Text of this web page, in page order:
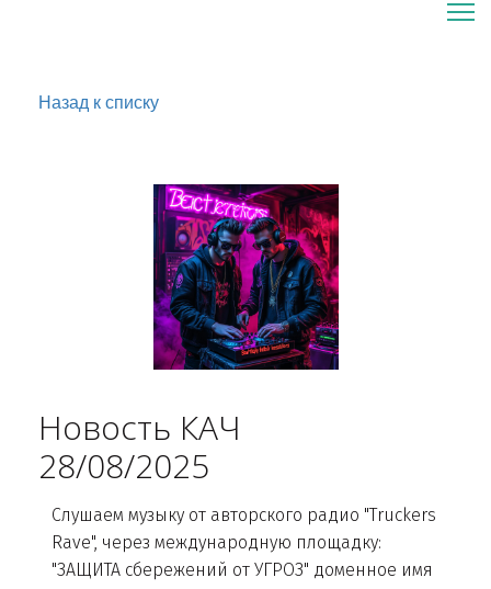
Назад к списку
Новость КАЧ
28/08/2025
Слушаем музыку от авторского радио "Truckers
Rave", через международную площадку:
"ЗАЩИТА сбережений от УГРОЗ" доменное имя